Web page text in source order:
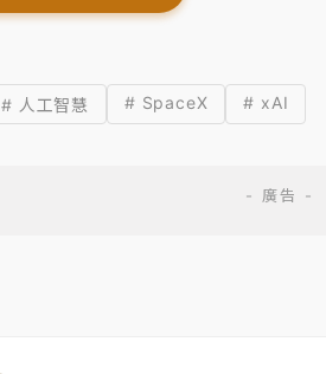
# 人工智慧 # SpaceX # xAI